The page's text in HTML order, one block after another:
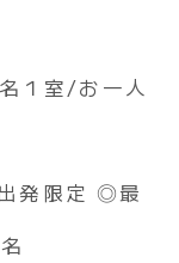
１室/お一人
発限定 ◎最